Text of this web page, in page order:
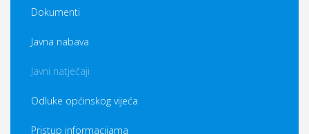
Dokumenti
Javna nabava
Javni natječaji
Odluke općinskog vijeća
Pristup informacijama